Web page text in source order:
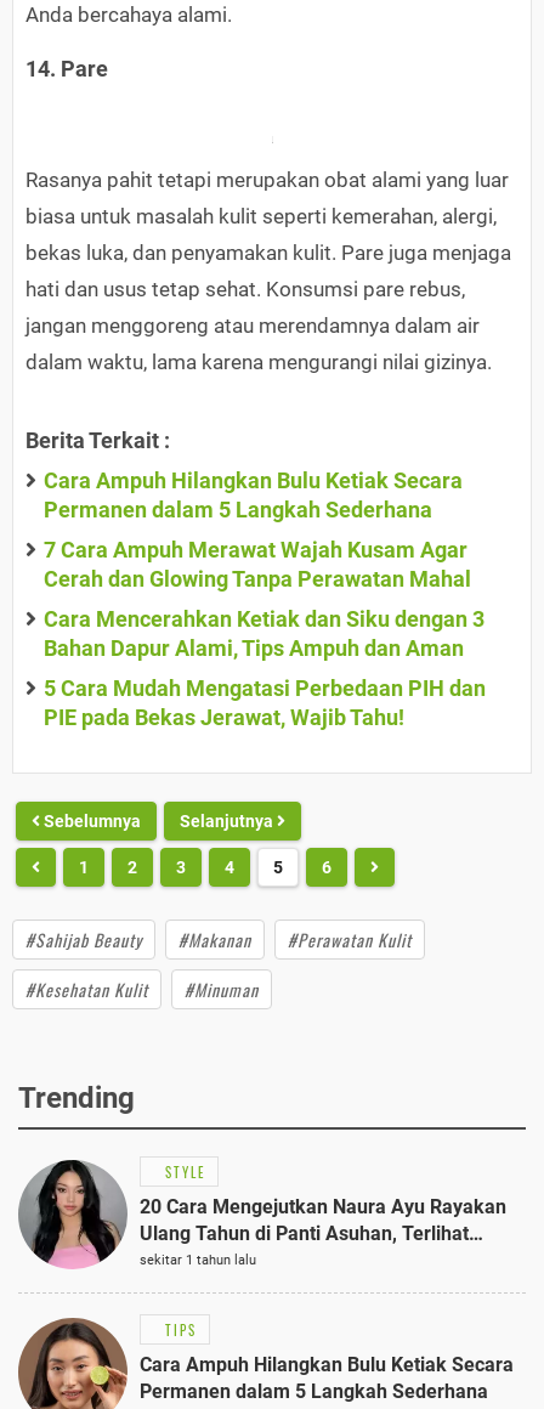
Anda bercahaya alami.
14. Pare
Rasanya pahit tetapi merupakan obat alami yang luar
biasa untuk masalah kulit seperti kemerahan, alergi,
bekas luka, dan penyamakan kulit. Pare juga menjaga
hati dan usus tetap sehat. Konsumsi pare rebus,
jangan menggoreng atau merendamnya dalam air
dalam waktu, lama karena mengurangi nilai gizinya.
Berita Terkait :
Cara Ampuh Hilangkan Bulu Ketiak Secara
Permanen dalam 5 Langkah Sederhana
7 Cara Ampuh Merawat Wajah Kusam Agar
Cerah dan Glowing Tanpa Perawatan Mahal
Cara Mencerahkan Ketiak dan Siku dengan 3
Bahan Dapur Alami, Tips Ampuh dan Aman
5 Cara Mudah Mengatasi Perbedaan PIH dan
PIE pada Bekas Jerawat, Wajib Tahu!
Sebelumnya Selanjutnya
1 2 3 4 5 6
#Sahijab Beauty #Makanan
#Perawatan Kulit
#Kesehatan Kulit
#Minuman
Trending
STYLE
20 Cara Mengejutkan Naura Ayu Rayakan
Ulang Tahun di Panti Asuhan, Terlihat
Anggun dengan Kaftan Cokelat
sekitar 1 tahun lalu
TIPS
Cara Ampuh Hilangkan Bulu Ketiak Secara
Permanen dalam 5 Langkah Sederhana